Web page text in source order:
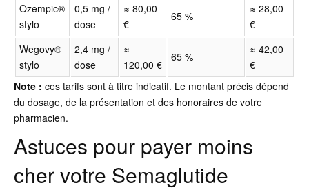
Ozempic®
stylo
0,5 mg /
dose
≈ 80,00
€
65 %
≈ 28,00
€
Wegovy®
stylo
2,4 mg /
dose
≈
120,00 €
65 %
≈ 42,00
€
Note : ces tarifs sont à titre indicatif. Le montant précis dépend
du dosage, de la présentation et des honoraires de votre
pharmacien.
Astuces pour payer moins
cher votre Semaglutide